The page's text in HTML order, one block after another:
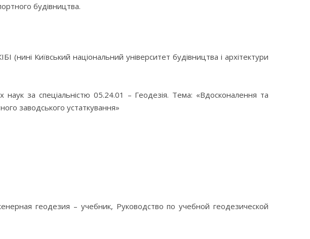
будівництва.
Київський національний університет будівництва і архітектури
за спеціальністю 05.24.01 – Геодезія. Тема: «Вдосконалення та
заводського устаткування»
геодезия – учебник, Руководство по учебной геодезической